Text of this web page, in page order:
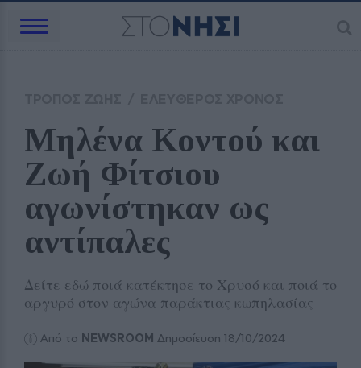
Μηλένα Κοντού και
Ζωή Φίτσιου
αγωνίστηκαν ως
αντίπαλες
Δείτε εδώ ποιά κατέκτησε το Χρυσό και ποιά το
αργυρό στον αγώνα παράκτιας κωπηλασίας
Από το NEWSROOM Δημοσίευση 18/10/2024